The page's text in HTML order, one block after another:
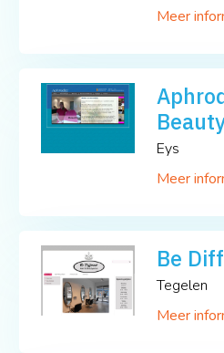
Meer
Eys
Meer
Be
Tegelen
Meer